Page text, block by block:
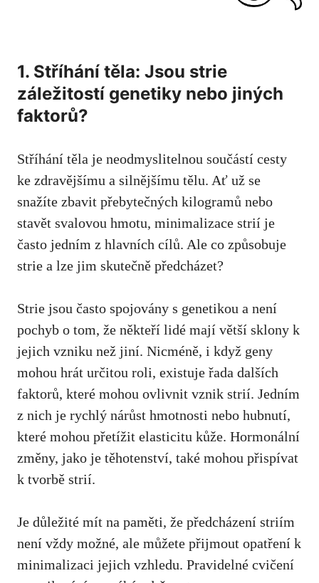
1. Stříhání těla: Jsou ⁢strie
záležitostí genetiky nebo jiných
faktorů?
Stříhání těla ⁣je neodmyslitelnou součástí cesty
ke zdravějšímu a silnějšímu tělu. Ať už se
snažíte zbavit ‌přebytečných kilogramů nebo
stavět svalovou hmotu, minimalizace strií je
často jedním z hlavních‌ cílů. Ale co ​způsobuje
strie a lze jim ‍skutečně předcházet?
Strie jsou často spojovány s genetikou a není
pochyb o ⁢tom, že někteří lidé mají větší sklony k
jejich vzniku než jiní. Nicméně, i​ když geny
mohou hrát určitou roli, existuje ‍řada dalších
faktorů,​ které mohou ovlivnit vznik strií. Jedním
z ‍nich je ​rychlý nárůst hmotnosti nebo hubnutí,
které mohou přetížit elasticitu kůže. ​Hormonální⁣
změny, jako je těhotenství, také mohou ​přispívat
k tvorbě strií.
Je důležité mít na paměti, že​ předcházení ⁣striím
není vždy možné, ale můžete⁢ přijmout opatření k
minimalizaci jejich vzhledu. Pravidelné cvičení